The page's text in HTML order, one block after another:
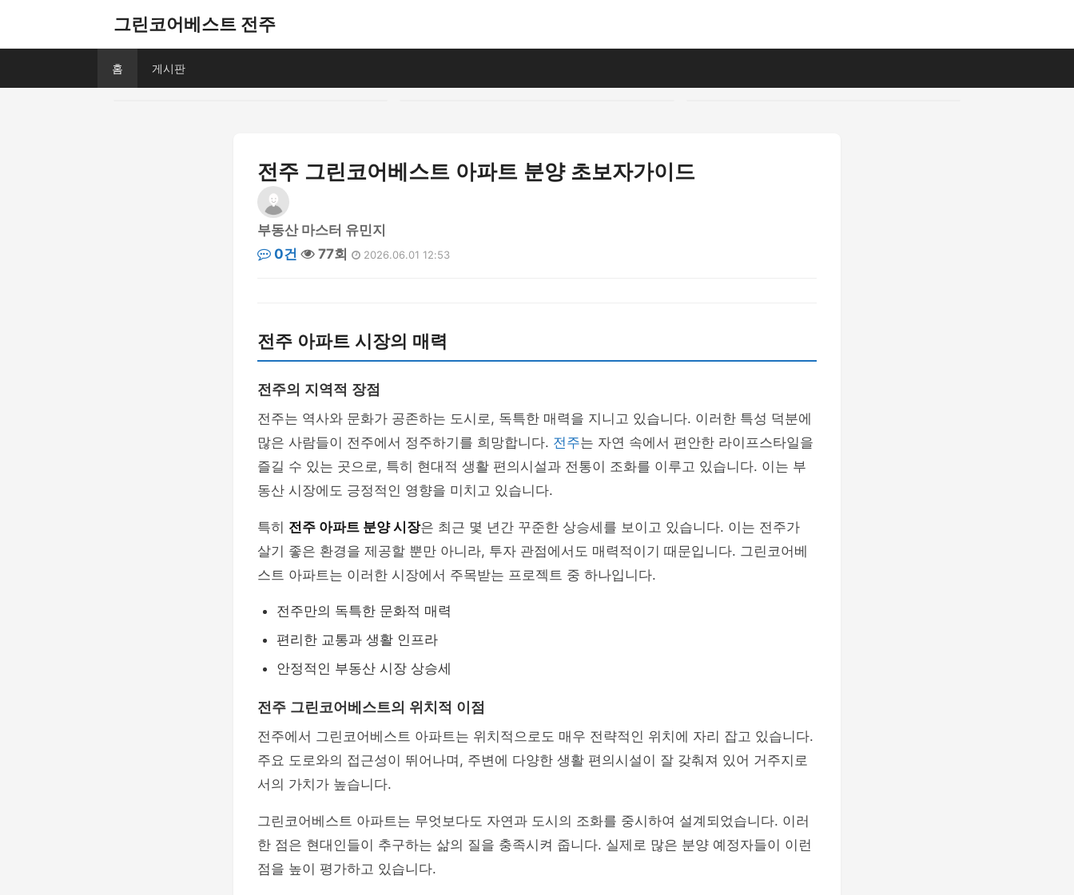
그린코어베스트 전주
홈 게시판
전주 그린코어베스트 아파트 분양 초보자가이드
부동산 마스터 유민지
0건
77회 2026.06.01 12:53
전주 아파트 시장의 매력
전주의 지역적 장점
전주는 역사와 문화가 공존하는 도시로, 독특한 매력을 지니고 있습니다. 이러한 특성 덕분에
많은 사람들이 전주에서 정주하기를 희망합니다. 전주는 자연 속에서 편안한 라이프스타일을
즐길 수 있는 곳으로, 특히 현대적 생활 편의시설과 전통이 조화를 이루고 있습니다. 이는 부
동산 시장에도 긍정적인 영향을 미치고 있습니다.
특히 전주 아파트 분양 시장은 최근 몇 년간 꾸준한 상승세를 보이고 있습니다. 이는 전주가
살기 좋은 환경을 제공할 뿐만 아니라, 투자 관점에서도 매력적이기 때문입니다. 그린코어베
스트 아파트는 이러한 시장에서 주목받는 프로젝트 중 하나입니다.
전주만의 독특한 문화적 매력
편리한 교통과 생활 인프라
안정적인 부동산 시장 상승세
전주 그린코어베스트의 위치적 이점
전주에서 그린코어베스트 아파트는 위치적으로도 매우 전략적인 위치에 자리 잡고 있습니다.
주요 도로와의 접근성이 뛰어나며, 주변에 다양한 생활 편의시설이 잘 갖춰져 있어 거주지로
서의 가치가 높습니다.
그린코어베스트 아파트는 무엇보다도 자연과 도시의 조화를 중시하여 설계되었습니다. 이러
한 점은 현대인들이 추구하는 삶의 질을 충족시켜 줍니다. 실제로 많은 분양 예정자들이 이런
점을 높이 평가하고 있습니다.